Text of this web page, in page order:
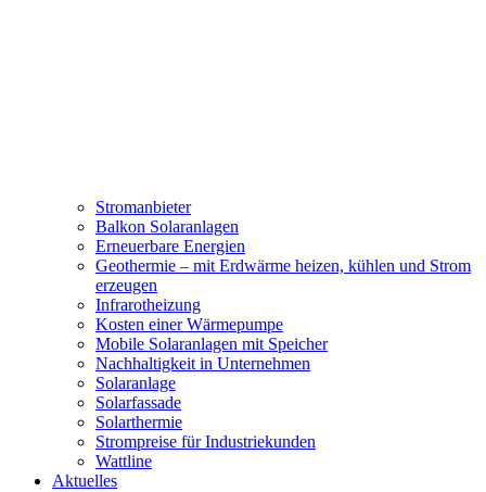
Stromanbieter
Balkon Solaranlagen
Erneuerbare Energien
Geothermie – mit Erdwärme heizen, kühlen und Strom
erzeugen
Infrarotheizung
Kosten einer Wärmepumpe
Mobile Solaranlagen mit Speicher
Nachhaltigkeit in Unternehmen
Solaranlage
Solarfassade
Solarthermie
Strompreise für Industriekunden
Wattline
Aktuelles